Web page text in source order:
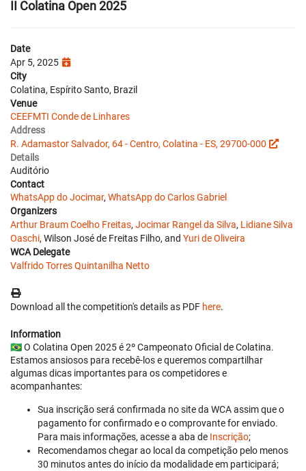
II Colatina Open 2025
Date
Apr 5, 2025
City
Colatina, Espírito Santo, Brazil
Venue
CEEFMTI Conde de Linhares
Address
R. Adamastor Salvador, 64 - Centro, Colatina - ES, 29700-000
Details
Auditório
Contact
WhatsApp do Jocimar, WhatsApp do Carlos Gabriel
Organizers
Arthur Braum Coelho Freitas, Jocimar Rangel da Silva, Lidiane Silva
Oaschi, Wilson José de Freitas Filho, and Yuri de Oliveira
WCA Delegate
Valfrido Torres Quintanilha Netto
Download all the competition's details as PDF here.
Information
🇧🇷 O Colatina Open 2025 é 2º Campeonato Oficial de Colatina.
Estamos ansiosos para recebê-los e queremos compartilhar
algumas dicas importantes para os competidores e
acompanhantes:
Sua inscrição será confirmada no site da WCA assim que o
pagamento for confirmado e o comprovante for enviado.
Para mais informações, acesse a aba de Inscrição;
Recomendamos chegar ao local da competição pelo menos
30 minutos antes do início da modalidade em participará;